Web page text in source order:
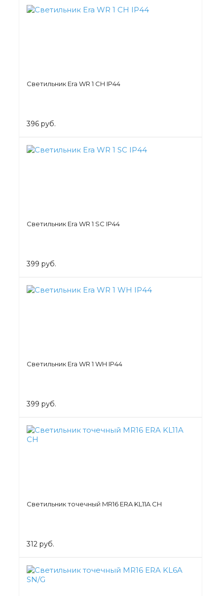
Светильник Era WR 1 CH IP44
396 руб.
Светильник Era WR 1 SC IP44
399 руб.
Светильник Era WR 1 WH IP44
399 руб.
Светильник точечный MR16 ERA KL11A CH
312 руб.